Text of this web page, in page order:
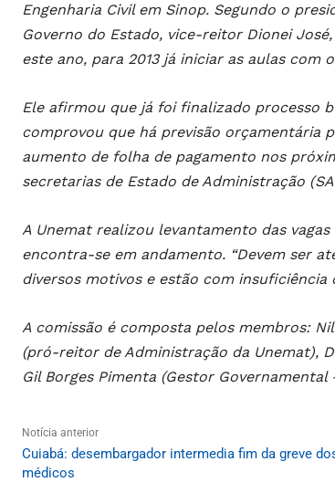
Engenharia Civil em Sinop. Segundo o
Governo do Estado, vice-reitor Dionei
este ano, para 2013 já iniciar as aulas com
Ele afirmou que já foi finalizado processo
comprovou que há previsão orçamentária
aumento de folha de pagamento nos
secretarias de Estado de Administração
A Unemat realizou levantamento das
encontra-se em andamento. “Devem ser
diversos motivos e estão com insuficiência
A comissão é composta pelos membros:
(pró-reitor de Administração da Unemat),
Gil Borges Pimenta (Gestor Governamental
Notícia anterior
Cuiabá: desembargador intermedia fim da greve
médicos